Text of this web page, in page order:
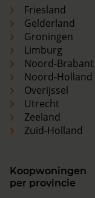
Friesland
Gelderland
Groningen
Limburg
Noord-Brabant
Noord-Holland
Overijssel
Utrecht
Zeeland
Zuid-Holland
Koopwoningen
per provincie